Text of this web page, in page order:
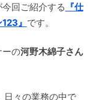
回ご紹介する 『仕
』 です。
ーの河野木綿子さん
日々の業務の中で